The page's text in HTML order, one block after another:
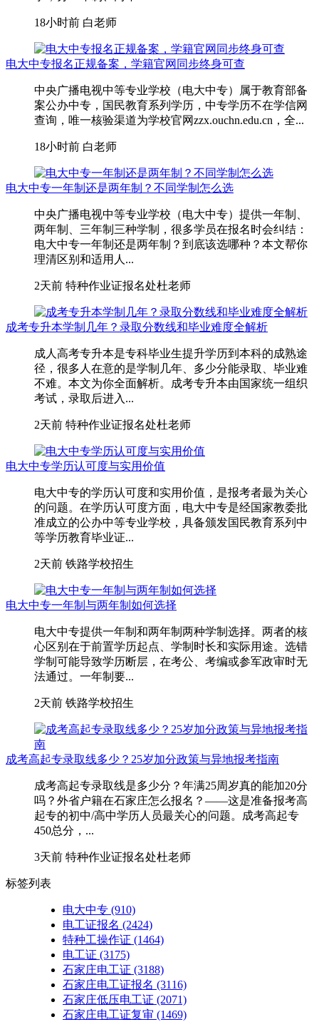
18小时前 白老师
电大中专报名正规备案，学籍官网同步终身可查
中央广播电视中等专业学校（电大中专）属于教育部备
案公办中专，国民教育系列学历，中专学历不在学信网
查询，唯一核验渠道为学校官网zzx.ouchn.edu.cn，全...
18小时前 白老师
电大中专一年制还是两年制？不同学制怎么选
中央广播电视中等专业学校（电大中专）提供一年制、
两年制、三年制三种学制，很多学员在报名时会纠结：
电大中专一年制还是两年制？到底该选哪种？本文帮你
理清区别和适用人...
2天前 特种作业证报名处杜老师
成考专升本学制几年？录取分数线和毕业难度全解析
成人高考专升本是专科毕业生提升学历到本科的成熟途
径，很多人在意的是学制几年、多少分能录取、毕业难
不难。本文为你全面解析。成考专升本由国家统一组织
考试，录取后进入...
2天前 特种作业证报名处杜老师
电大中专学历认可度与实用价值
电大中专的学历认可度和实用价值，是报考者最为关心
的问题。在学历认可度方面，电大中专是经国家教委批
准成立的公办中等专业学校，具备颁发国民教育系列中
等学历教育毕业证...
2天前 铁路学校招生
电大中专一年制与两年制如何选择
电大中专提供一年制和两年制两种学制选择。两者的核
心区别在于前置学历起点、学制时长和实际用途。选错
学制可能导致学历断层，在考公、考编或参军政审时无
法通过。一年制要...
2天前 铁路学校招生
成考高起专录取线多少？25岁加分政策与异地报考指南
成考高起专录取线是多少分？年满25周岁真的能加20分
吗？外省户籍在石家庄怎么报名？——这是准备报考高
起专的初中/高中学历人员最关心的问题。成考高起专
450总分，...
3天前 特种作业证报名处杜老师
标签列表
电大中专 (910)
电工证报名 (2424)
特种工操作证 (1464)
电工证 (3175)
石家庄电工证 (3188)
石家庄电工证报名 (3116)
石家庄低压电工证 (2071)
石家庄电工证复审 (1469)